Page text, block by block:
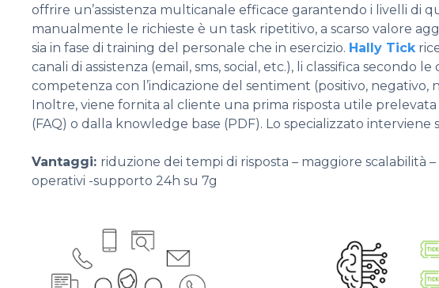
offrire un’assistenza multicanale efficace garantendo i livelli di
manualmente le richieste è un task ripetitivo, a scarso valore
sia in fase di training del personale che in esercizio. Hally Tick
canali di assistenza (email, sms, social, etc.), li classifica secondo
competenza con l’indicazione del sentiment (positivo, negativo,
Inoltre, viene fornita al cliente una prima risposta utile
(FAQ) o dalla knowledge base (PDF). Lo specializzato interviene
Vantaggi: riduzione dei tempi di risposta – maggiore scalabilità
operativi -supporto 24h su 7g